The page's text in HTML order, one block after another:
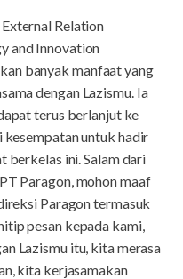
Relation
and Innovation
banyak manfaat yang
dengan Lazismu. Ia
terus berlanjut ke
untuk hadir
berkelas ini. Salam dari
Paragon, mohon maaf
Paragon termasuk
pesan kepada kami,
Lazismu itu, kita merasa
kita kerjasamakan